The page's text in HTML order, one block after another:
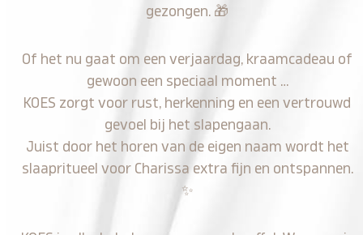
gezongen. 🎁
Of het nu gaat om een verjaardag, kraamcadeau of
gewoon een speciaal moment …
KOES zorgt voor rust, herkenning en een vertrouwd
gevoel bij het slapengaan.
Juist door het horen van de eigen naam wordt het
slaapritueel voor Charissa extra fijn en ontspannen.
✨